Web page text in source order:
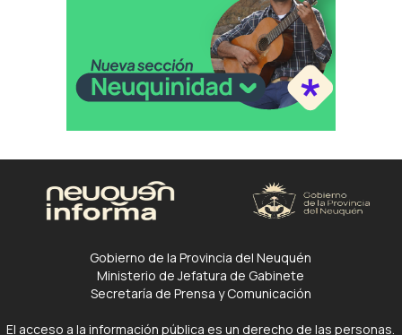
Gobierno de la Provincia del Neuquén
Ministerio de Jefatura de Gabinete
Secretaría de Prensa y Comunicación
El acceso a la información pública es un derecho de las personas.